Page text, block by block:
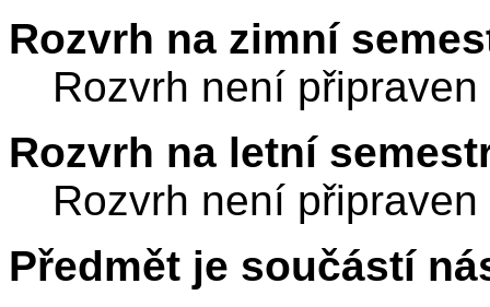
Rozvrh na zimní
Rozvrh není připraven
Rozvrh na letní
Rozvrh není připraven
Předmět je součástí